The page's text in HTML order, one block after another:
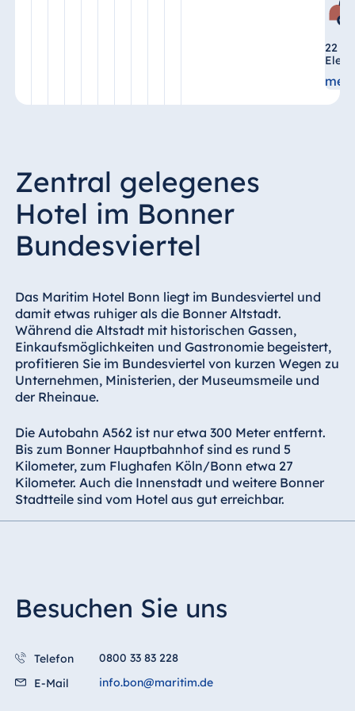
Mauritius
22
Zentral gelegenes
Hotel im Bonner
Bundesviertel
Das Maritim Hotel Bonn liegt im Bundesviertel und
damit etwas ruhiger als die Bonner Altstadt.
Während die Altstadt mit historischen Gassen,
Einkaufsmöglichkeiten und Gastronomie begeistert,
profitieren Sie im Bundesviertel von kurzen Wegen zu
Unternehmen, Ministerien, der Museumsmeile und
der Rheinaue.
Die Autobahn A562 ist nur etwa 300 Meter entfernt.
Bis zum Bonner Hauptbahnhof sind es rund 5
Kilometer, zum Flughafen Köln/Bonn etwa 27
Kilometer. Auch die Innenstadt und weitere Bonner
Stadtteile sind vom Hotel aus gut erreichbar.
Besuchen Sie uns
Telefon
0800 33 83 228
E-Mail
info.bon@maritim.de